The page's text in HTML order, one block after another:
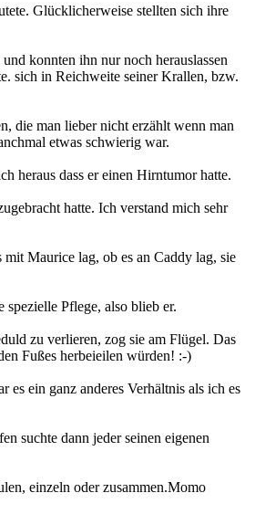
Glücklicherweise stellten sich ihre
konnten ihn nur noch herauslassen
sich in Reichweite seiner Krallen, bzw.
die man lieber nicht erzählt wenn man
etwas schwierig war.
heraus dass er einen Hirntumor hatte.
hatte. Ich verstand mich sehr
Maurice lag, ob es an Caddy lag, sie
Pflege, also blieb er.
zu verlieren, zog sie am Flügel. Das
Fußes herbeieilen würden! :-)
ein ganz anderes Verhältnis als ich es
suchte dann jeder seinen eigenen
einzeln oder zusammen.Momo